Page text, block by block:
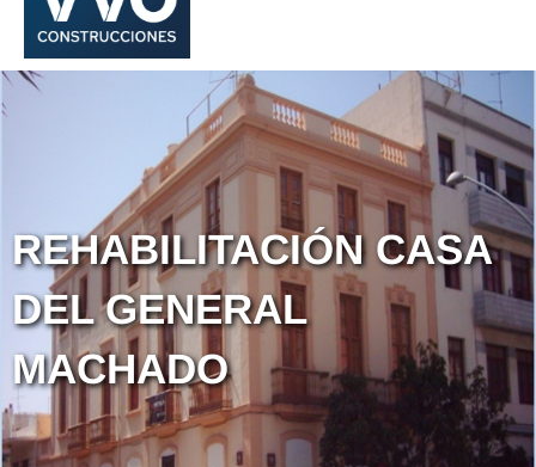
REHABILITACIÓN CASA
DEL GENERAL
MACHADO